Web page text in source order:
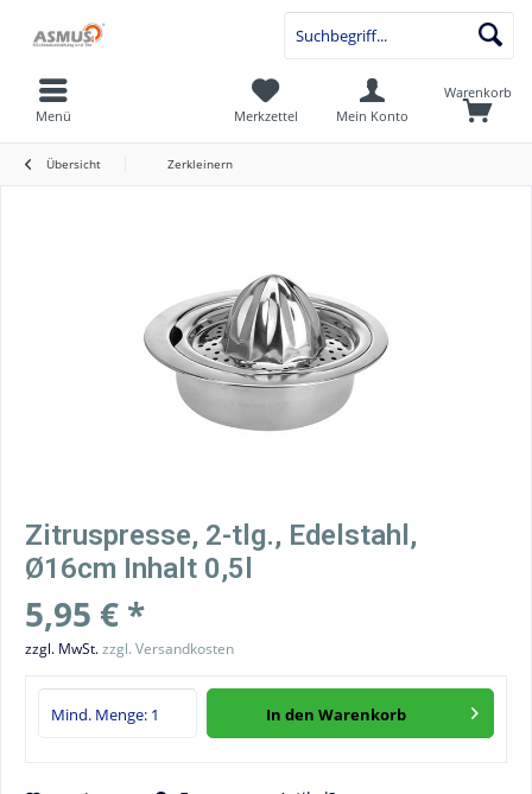
Warenkorb
Merkzettel
Mein Konto
Menü
Übersicht Zerkleinern
Zitruspresse, 2-tlg., Edelstahl,
Ø16cm Inhalt 0,5l
5,95 € *
zzgl. MwSt.zzgl. Versandkosten
In den Warenkorb